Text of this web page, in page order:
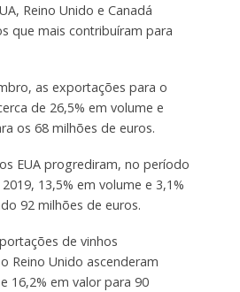
Reino Unido e Canadá
que mais contribuíram para
as exportações para o
de 26,5% em volume e
os 68 milhões de euros.
EUA progrediram, no período
13,5% em volume e 3,1%
92 milhões de euros.
de vinhos
Reino Unido ascenderam
16,2% em valor para 90